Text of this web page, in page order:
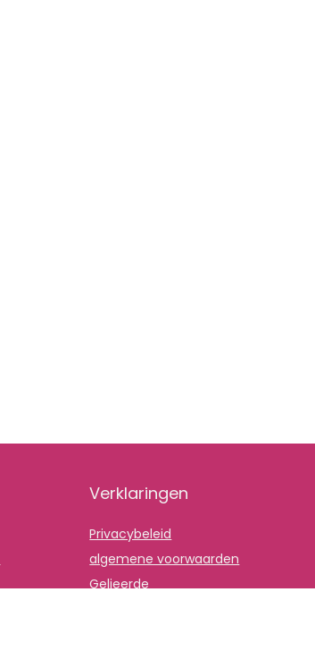
Verklaringen
Privacybeleid
algemene voorwaarden
Gelieerde